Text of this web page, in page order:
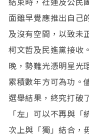
面雖早覺應推出自己
及沒有空間，以致未
柯文哲及民進黨接收
晚，勢難光憑明星光
累積數年方可為功。
選舉結果，終究打破
「左」可以不再與
次上與「獨」結合，